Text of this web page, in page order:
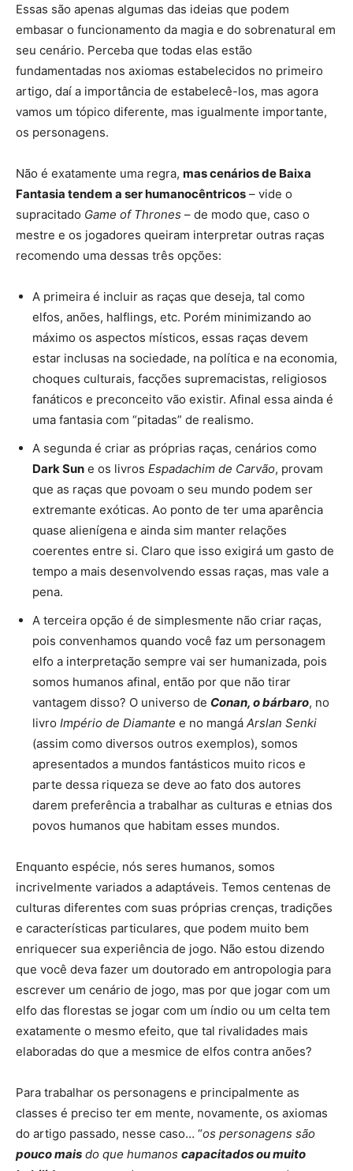
Essas são apenas algumas das ideias que podem
embasar o funcionamento da magia e do sobrenatural em
seu cenário. Perceba que todas elas estão
fundamentadas nos axiomas estabelecidos no primeiro
artigo, daí a importância de estabelecê-los, mas agora
vamos um tópico diferente, mas igualmente importante,
os personagens.
Não é exatamente uma regra, mas cenários de Baixa
Fantasia tendem a ser humanocêntricos – vide o
supracitado Game of Thrones – de modo que, caso o
mestre e os jogadores queiram interpretar outras raças
recomendo uma dessas três opções:
A primeira é incluir as raças que deseja, tal como
elfos, anões, halflings, etc. Porém minimizando ao
máximo os aspectos místicos, essas raças devem
estar inclusas na sociedade, na política e na economia,
choques culturais, facções supremacistas, religiosos
fanáticos e preconceito vão existir. Afinal essa ainda é
uma fantasia com “pitadas” de realismo.
A segunda é criar as próprias raças, cenários como
Dark Sun e os livros Espadachim de Carvão, provam
que as raças que povoam o seu mundo podem ser
extremante exóticas. Ao ponto de ter uma aparência
quase alienígena e ainda sim manter relações
coerentes entre si. Claro que isso exigirá um gasto de
tempo a mais desenvolvendo essas raças, mas vale a
pena.
A terceira opção é de simplesmente não criar raças,
pois convenhamos quando você faz um personagem
elfo a interpretação sempre vai ser humanizada, pois
somos humanos afinal, então por que não tirar
vantagem disso? O universo de Conan, o bárbaro, no
livro Império de Diamante e no mangá Arslan Senki
(assim como diversos outros exemplos), somos
apresentados a mundos fantásticos muito ricos e
parte dessa riqueza se deve ao fato dos autores
darem preferência a trabalhar as culturas e etnias dos
povos humanos que habitam esses mundos.
Enquanto espécie, nós seres humanos, somos
incrivelmente variados a adaptáveis. Temos centenas de
culturas diferentes com suas próprias crenças, tradições
e características particulares, que podem muito bem
enriquecer sua experiência de jogo. Não estou dizendo
que você deva fazer um doutorado em antropologia para
escrever um cenário de jogo, mas por que jogar com um
elfo das florestas se jogar com um índio ou um celta tem
exatamente o mesmo efeito, que tal rivalidades mais
elaboradas do que a mesmice de elfos contra anões?
Para trabalhar os personagens e principalmente as
classes é preciso ter em mente, novamente, os axiomas
do artigo passado, nesse caso… “os personagens são
pouco mais do que humanos capacitados ou muito